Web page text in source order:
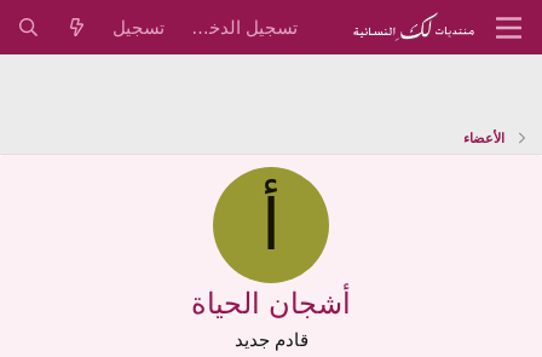
تسجيل الدخول تسجيل
الأعضاء
أشجان الحياة
قادم جديد